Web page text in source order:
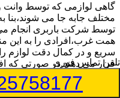
گاهی لوازمی که توسط
مختلف جابه جا می شوند،بنا
توسط شرکت باربری انجام
همت غرب،افرادی را به این
سریع و در کمال دقت لوازم
قرار می دهند.در صورتی که
باشند،باید هزینه های باربری
تعداد کارگران درخواستی
تلفن تماس فوری